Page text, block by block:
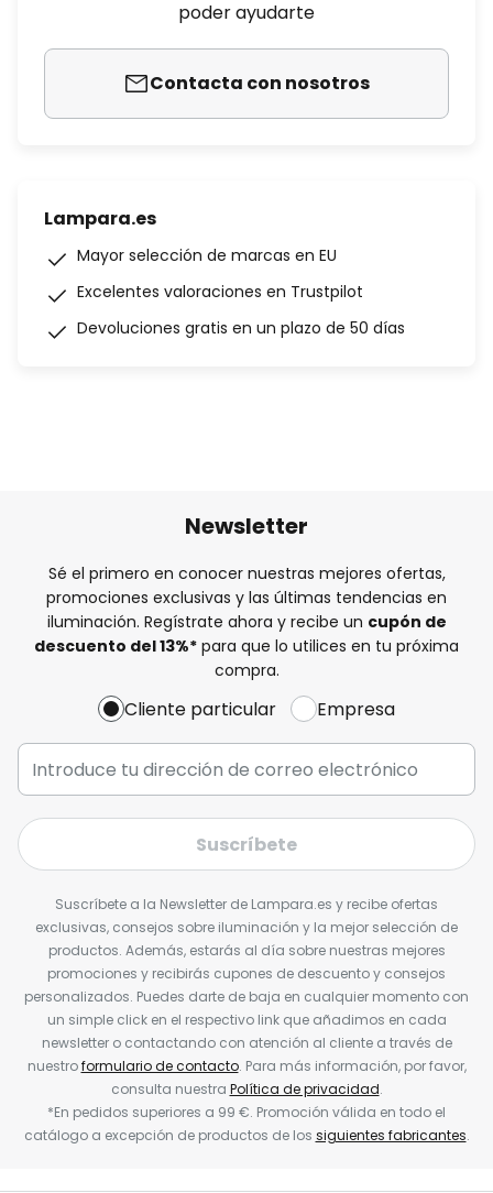
poder ayudarte
Contacta con nosotros
Lampara.es
Mayor selección de marcas en EU
Excelentes valoraciones en Trustpilot
Devoluciones gratis en un plazo de 50 días
Newsletter
Sé el primero en conocer nuestras mejores ofertas,
promociones exclusivas y las últimas tendencias en
iluminación. Regístrate ahora y recibe un cupón de
descuento del13%* para que lo utilices en tu próxima
compra.
Cliente particular Empresa
Suscríbete
Suscríbete a la Newsletter de Lampara.es y recibe ofertas
exclusivas, consejos sobre iluminación y la mejor selección de
productos. Además, estarás al día sobre nuestras mejores
promociones y recibirás cupones de descuento y consejos
personalizados. Puedes darte de baja en cualquier momento con
un simple click en el respectivo link que añadimos en cada
newsletter o contactando con atención al cliente a través de
nuestroformulario de contacto. Para más información, por favor,
consulta nuestra Política de privacidad.
*En pedidos superiores a 99 €. Promoción válida en todo el
catálogo a excepción de productos de los siguientes fabricantes.